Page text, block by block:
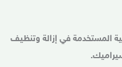
المستخدمة في إزالة وتنظيف